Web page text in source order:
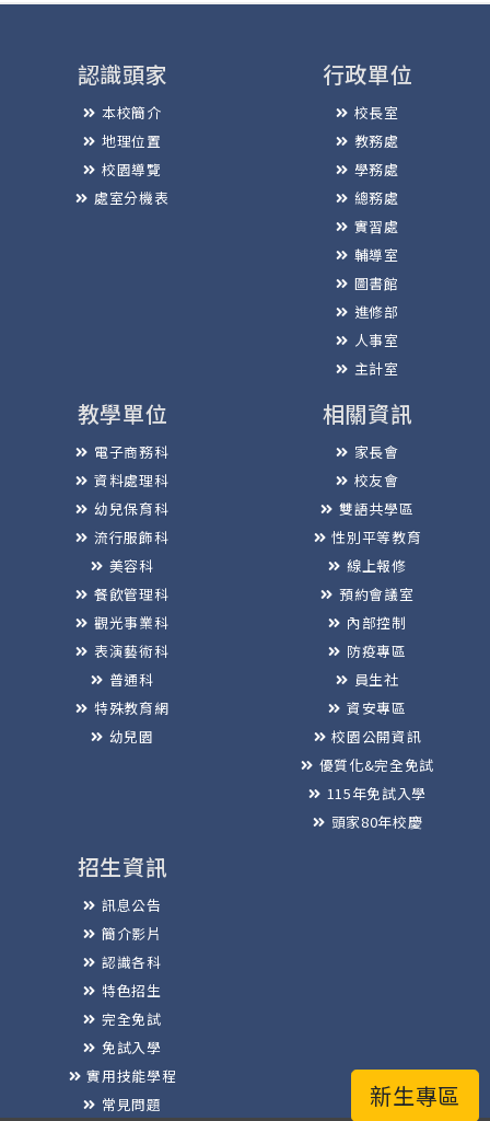
新生專區
認識頭家
本校簡介
地理位置
校園導覽
處室分機表
行政單位
校長室
教務處
學務處
總務處
實習處
輔導室
圖書館
進修部
人事室
主計室
教學單位
電子商務科
資料處理科
幼兒保育科
流行服飾科
美容科
餐飲管理科
觀光事業科
表演藝術科
普通科
特殊教育網
幼兒園
相關資訊
家長會
校友會
雙語共學區
性別平等教育
線上報修
預約會議室
內部控制
防疫專區
員生社
資安專區
校園公開資訊
優質化&完全免試
115年免試入學
頭家80年校慶
招生資訊
訊息公告
簡介影片
認識各科
特色招生
完全免試
免試入學
實用技能學程
常見問題